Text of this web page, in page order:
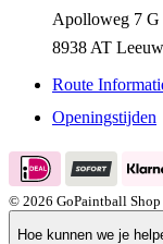
Apolloweg 7 G
8938 AT
Route
Openingstijden
© 2026 GoPaintball
Hoe kunnen we je